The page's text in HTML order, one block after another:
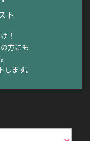
ト
！
方にも
ます。